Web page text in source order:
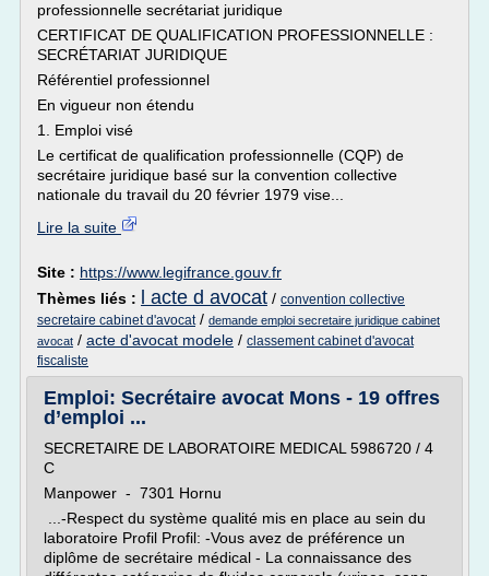
professionnelle secrétariat juridique
CERTIFICAT DE QUALIFICATION PROFESSIONNELLE :
SECRÉTARIAT JURIDIQUE
Référentiel professionnel
En vigueur non étendu
1. Emploi visé
Le certificat de qualification professionnelle (CQP) de
secrétaire juridique basé sur la convention collective
nationale du travail du 20 février 1979 vise...
Lire la suite
Site : https://www.legifrance.gouv.fr
Thèmes liés :
l acte d avocat / convention collective
secretaire cabinet d'avocat/ demande emploi secretaire juridique cabinet
avocat / acte d'avocat modele / classement cabinet d'avocat
fiscaliste
Emploi: Secrétaire avocat Mons - 19 offres
d’emploi ...
SECRETAIRE DE LABORATOIRE MEDICAL 5986720 / 4
C
Manpower - 7301 Hornu
...-Respect du système qualité mis en place au sein du
laboratoire Profil Profil: -Vous avez de préférence un
diplôme de secrétaire médical - La connaissance des